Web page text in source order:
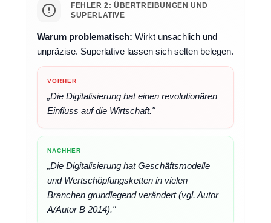
FEHLER 2: ÜBERTREIBUNGEN UND
SUPERLATIVE
Warum problematisch: Wirkt unsachlich und
unpräzise. Superlative lassen sich selten belegen.
VORHER
„Die Digitalisierung hat einen revolutionären
Einfluss auf die Wirtschaft."
NACHHER
„Die Digitalisierung hat Geschäftsmodelle
und Wertschöpfungsketten in vielen
Branchen grundlegend verändert (vgl. Autor
A/Autor B 2014)."